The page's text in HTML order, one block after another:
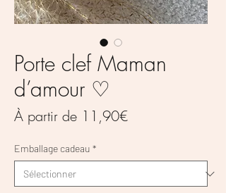
Porte clef Maman
d’amour ♡
À partir de 11,90€Prix
Emballage cadeau *